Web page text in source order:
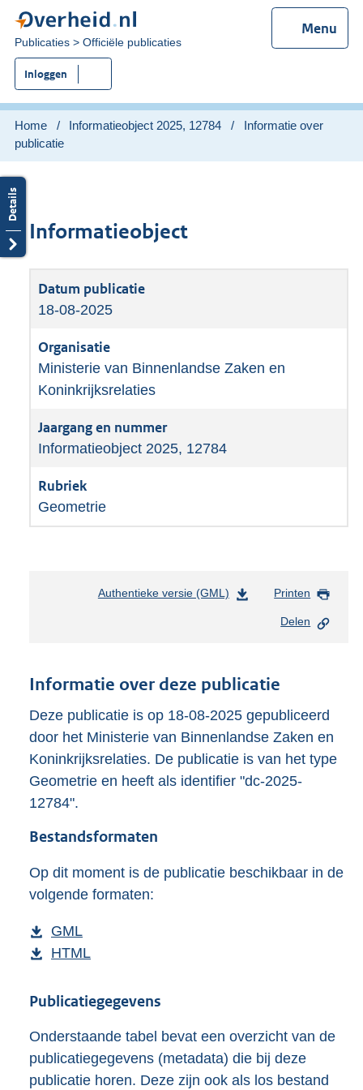
Menu
U
bent
nu
hier:
Publicaties Officiële publicaties
Inloggen
Home Informatieobject 2025, 12784
Informatie over
publicatie
Informatieobject
18-08-2025
Ministerie van Binnenlandse Zaken en
Koninkrijksrelaties
Informatieobject 2025, 12784
Geometrie
Authentieke versie (GML)
n
s
r
o
o
8
Printen
Delen
Informatie over deze publicatie
Deze publicatie is op 18-08-2025 gepubliceerd
door het Ministerie van Binnenlandse Zaken en
Koninkrijksrelaties. De publicatie is van het type
Geometrie en heeft als identifier "dc-2025-
12784".
Bestandsformaten
Op dit moment is de publicatie beschikbaar in de
volgende formaten:
D
o
n
o
a
d
GML
e
t
n
d
s
D
w
l
o
a
HTML
s
a
n
d
Publicatiegegevens
Onderstaande tabel bevat een overzicht van de
publicatiegegevens (metadata) die bij deze
publicatie horen. Deze zijn ook als los bestand